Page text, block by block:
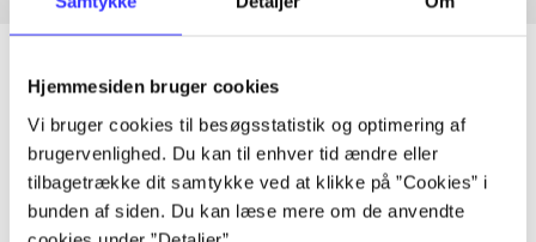
Hjemmesiden bruger cookies
Vi bruger cookies til besøgsstatistik og optimering af
brugervenlighed. Du kan til enhver tid ændre eller
tilbagetrække dit samtykke ved at klikke på ”Cookies” i
bunden af siden. Du kan læse mere om de anvendte
Artikler
Alle registrerede artikler fordelt på udgivelser